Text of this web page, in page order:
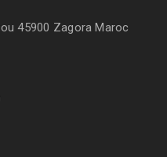
45900 Zagora Maroc